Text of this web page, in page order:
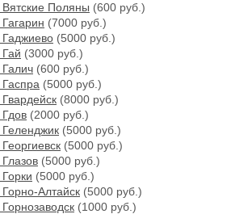
Вятские Поляны (600 руб.)
(7000 руб.)
Гаджиево (5000 руб.)
Гай (3000 руб.)
Галич (600 руб.)
Гаспра (5000 руб.)
(8000 руб.)
Гдов (2000 руб.)
Геленджик (5000 руб.)
(5000 руб.)
(5000 руб.)
(5000 руб.)
Горно-Алтайск (5000 руб.)
(1000 руб.)